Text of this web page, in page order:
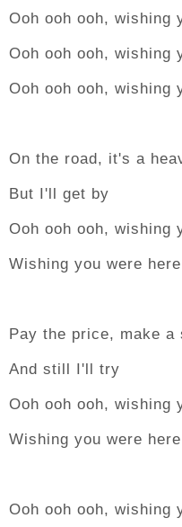
Ooh ooh ooh, wishing
Ooh ooh ooh, wishing
Ooh ooh ooh, wishing
On the road, it's a
But I'll get by
Ooh ooh ooh, wishing
Wishing you were here
Pay the price, make a
And still I'll try
Ooh ooh ooh, wishing
Wishing you were
Ooh ooh ooh, wishing